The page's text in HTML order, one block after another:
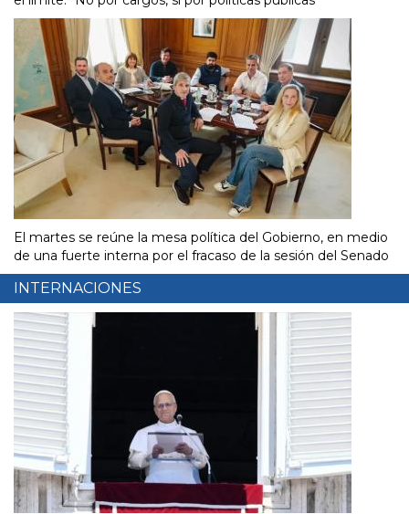
El martes se reúne la mesa política del Gobierno, en medio
de una fuerte interna por el fracaso de la sesión del Senado
INTERNACIONES